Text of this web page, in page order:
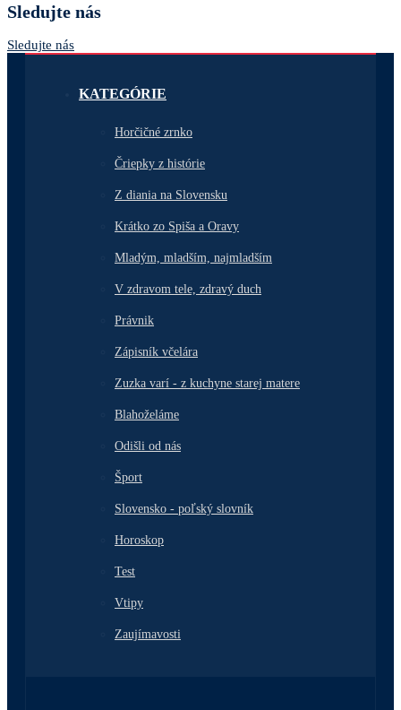
Sledujte nás
Sledujte nás
KATEGÓRIE
Horčičné zrnko
Čriepky z histórie
Z diania na Slovensku
Krátko zo Spiša a Oravy
Mladým, mladším, najmladším
V zdravom tele, zdravý duch
Právnik
Zápisník včelára
Zuzka varí - z kuchyne starej matere
Blahoželáme
Odišli od nás
Šport
Slovensko - poľský slovník
Horoskop
Test
Vtipy
Zaujímavosti